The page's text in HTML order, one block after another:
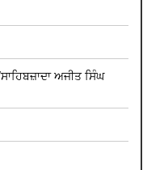
ਅਜੀਤ ਸਿੰਘ